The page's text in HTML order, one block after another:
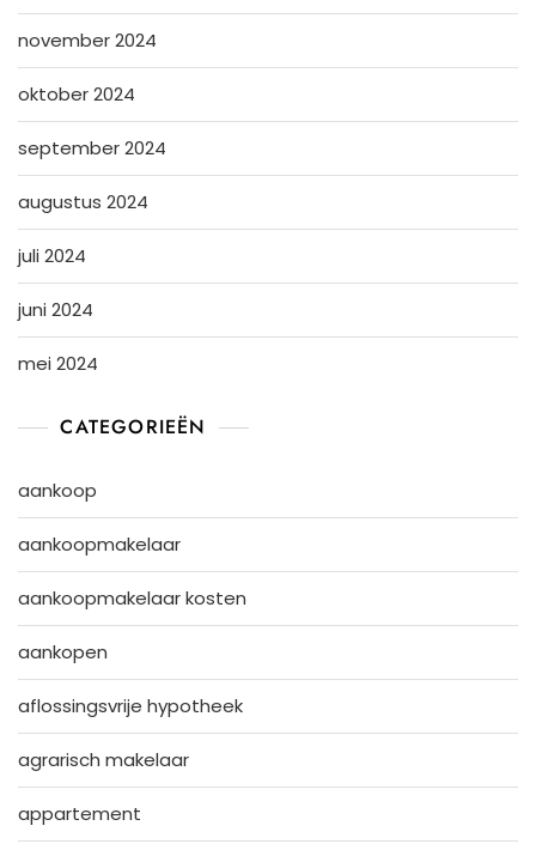
november 2024
oktober 2024
september 2024
augustus 2024
juli 2024
juni 2024
mei 2024
CATEGORIEËN
aankoop
aankoopmakelaar
aankoopmakelaar kosten
aankopen
aflossingsvrije hypotheek
agrarisch makelaar
appartement